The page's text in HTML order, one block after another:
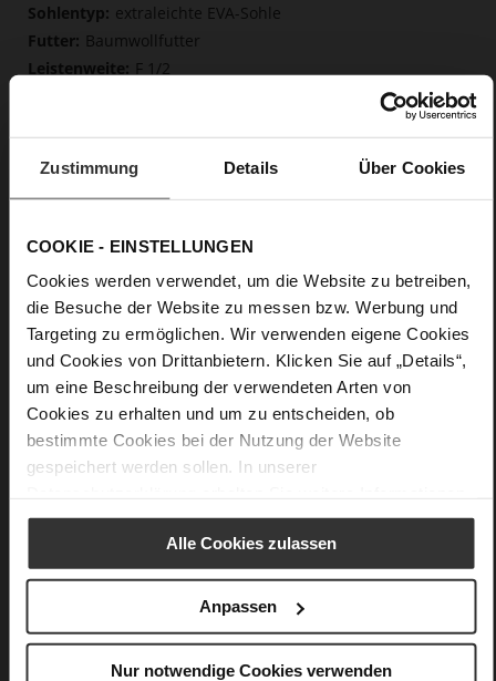
Zustimmung Details Über Cookies
COOKIE - EINSTELLUNGEN
Cookies werden verwendet, um die Website zu betreiben,
die Besuche der Website zu messen bzw. Werbung und
Targeting zu ermöglichen. Wir verwenden eigene Cookies
und Cookies von Drittanbietern. Klicken Sie auf „Details“,
um eine Beschreibung der verwendeten Arten von
Cookies zu erhalten und um zu entscheiden, ob
bestimmte Cookies bei der Nutzung der Website
gespeichert werden sollen. In unserer
Alle Cookies zulassen
Anpassen
Nur notwendige Cookies verwenden
Mehr
Informationen
extraleichte EVA-Sohle
Baumwollfutter
F 1/2
Herausnehmbare Einlegesohle aus innovativem
Schnürung
Nein
flach
Soft-Tex, Kalbvelourleder in Raulederoptik
mit einem schönen Schreibeffekt, edles, hochwertiges
Lammleder in matter Optik